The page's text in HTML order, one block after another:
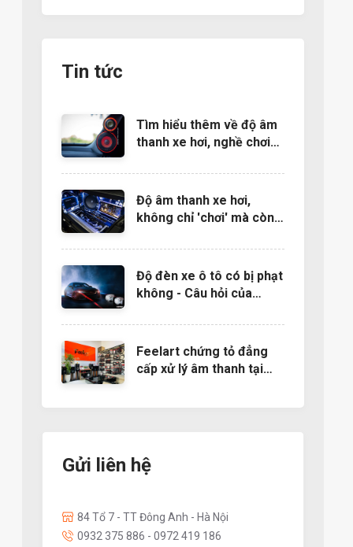
Tin tức
Tìm hiểu thêm về độ âm
thanh xe hơi, nghề chơi
Độ âm thanh xe hơi,
không chỉ 'chơi' mà còn
Độ đèn xe ô tô có bị phạt
không - Câu hỏi của
Feelart chứng tỏ đẳng
cấp xử lý âm thanh tại
Gửi liên hệ
84 Tổ 7 - TT Đông Anh - Hà Nội
0932 375 886 - 0972 419 186